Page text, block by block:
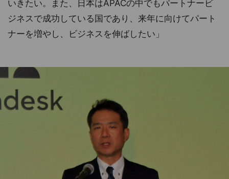
いきたい。また、日本はAPACの中でもパートナービ
ジネスで成功している国であり、来年に向けてパート
ナーを増やし、ビジネスを伸ばしたい」